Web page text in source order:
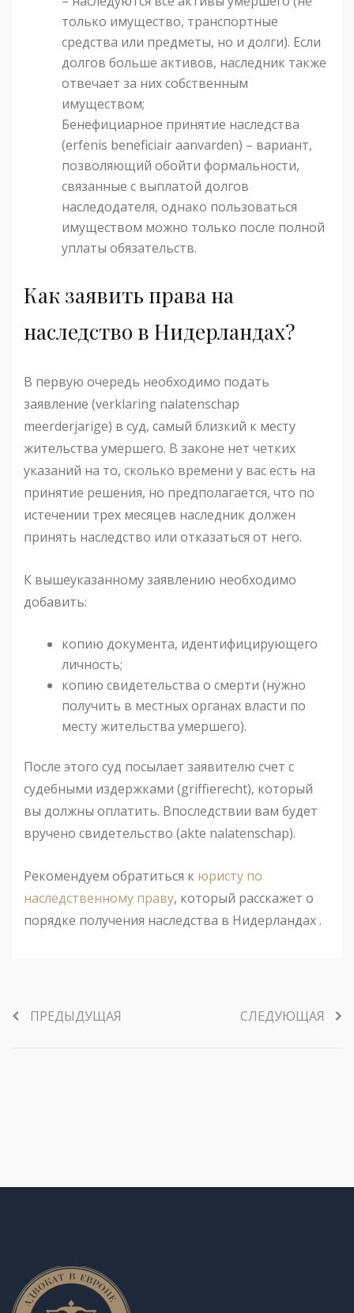
только имущество, транспортные
средства или предметы, но и долги). Если
долгов больше активов, наследник также
отвечает за них собственным
имуществом;
Бенефициарное принятие наследства
(erfenis beneficiair aanvarden) – вариант,
позволяющий обойти формальности,
связанные с выплатой долгов
наследодателя, однако пользоваться
имуществом можно только после полной
уплаты обязательств.
Как заявить права на
наследство в Нидерландах?
В первую очередь необходимо подать
заявление (verklaring nalatenschap
meerderjarige) в суд, самый близкий к месту
жительства умершего. В законе нет четких
указаний на то, сколько времени у вас есть на
принятие решения, но предполагается, что по
истечении трех месяцев наследник должен
принять наследство или отказаться от него.
К вышеуказанному заявлению необходимо
добавить:
копию документа, идентифицирующего
личность;
копию свидетельства о смерти (нужно
получить в местных органах власти по
месту жительства умершего).
После этого суд посылает заявителю счет с
судебными издержками (griffierecht), который
вы должны оплатить. Впоследствии вам будет
вручено свидетельство (akte nalatenschap).
Рекомендуем обратиться к юристу по
наследственному праву, который расскажет о
порядке получения наследства в Нидерландах .
ПРЕДЫДУЩАЯ СЛЕДУЮЩАЯ